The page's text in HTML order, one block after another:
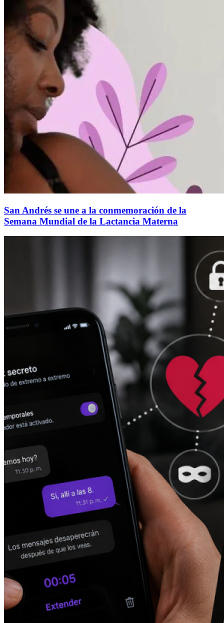
San Andrés se une a la conmemoración de la
Semana Mundial de la Lactancia Materna